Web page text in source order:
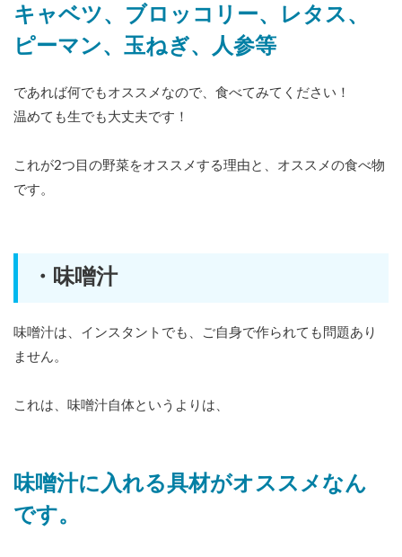
キャベツ、ブロッコリー、レタス、
ピーマン、玉ねぎ、人参等
であれば何でもオススメなので、食べてみてください！
温めても生でも大丈夫です！
これが2つ目の野菜をオススメする理由と、オススメの食べ物
です。
・味噌汁
味噌汁は、インスタントでも、ご自身で作られても問題あり
ません。
これは、味噌汁自体というよりは、
味噌汁に入れる具材がオススメなん
です。